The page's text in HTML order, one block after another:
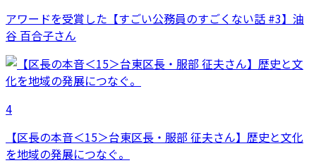
アワードを受賞した【すごい公務員のすごくない話 #3】油
谷 百合子さん
4
【区長の本音＜15＞台東区長・服部 征夫さん】歴史と文化
を地域の発展につなぐ。